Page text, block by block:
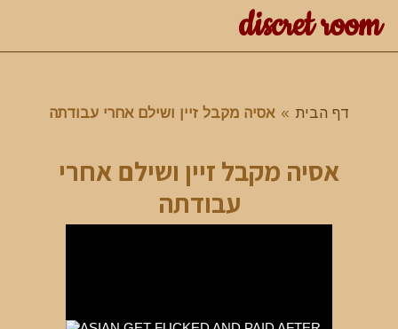
discret room
דף הבית » אסיה מקבל זיין ושילם אחרי עבודתה
אסיה מקבל זיין ושילם אחרי
עבודתה